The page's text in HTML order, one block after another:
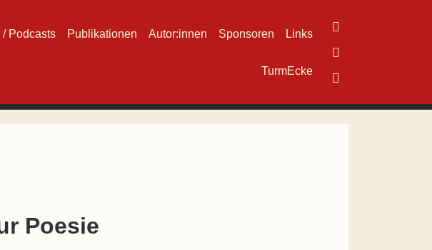
Podcasts Publikationen Autor:innen Sponsoren Links
TurmEcke
Poesie